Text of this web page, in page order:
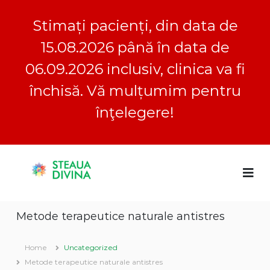
Stimați pacienți, din data de
15.08.2026 până în data de
06.09.2026 inclusiv, clinica va fi
închisă. Vă mulțumim pentru
înţelegere!
u
D
i
c
t
e
Metode terapeutice naturale antistres
Home
Uncategorized
Metode terapeutice naturale antistres